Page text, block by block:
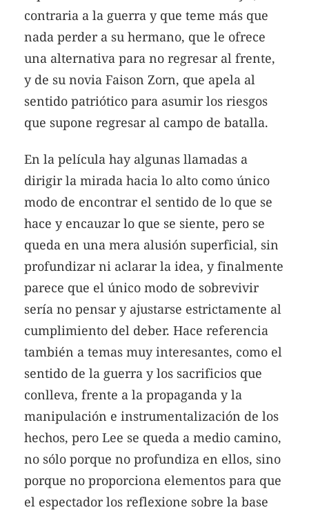
contraria a la guerra y que teme más que
nada perder a su hermano, que le ofrece
una alternativa para no regresar al frente,
y de su novia Faison Zorn, que apela al
sentido patriótico para asumir los riesgos
que supone regresar al campo de batalla.
En la película hay algunas llamadas a
dirigir la mirada hacia lo alto como único
modo de encontrar el sentido de lo que se
hace y encauzar lo que se siente, pero se
queda en una mera alusión superficial, sin
profundizar ni aclarar la idea, y finalmente
parece que el único modo de sobrevivir
sería no pensar y ajustarse estrictamente al
cumplimiento del deber. Hace referencia
también a temas muy interesantes, como el
sentido de la guerra y los sacrificios que
conlleva, frente a la propaganda y la
manipulación e instrumentalización de los
hechos, pero Lee se queda a medio camino,
no sólo porque no profundiza en ellos, sino
porque no proporciona elementos para que
el espectador los reflexione sobre la base